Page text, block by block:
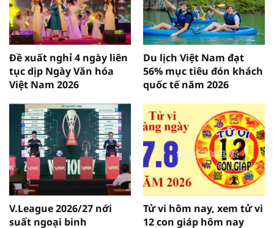
Đề xuất nghỉ 4 ngày liên
tục dịp Ngày Văn hóa
Việt Nam 2026
Du lịch Việt Nam đạt
56% mục tiêu đón khách
quốc tế năm 2026
V.League 2026/27 nới
suất ngoại binh
Tử vi hôm nay, xem tử vi
12 con giáp hôm nay